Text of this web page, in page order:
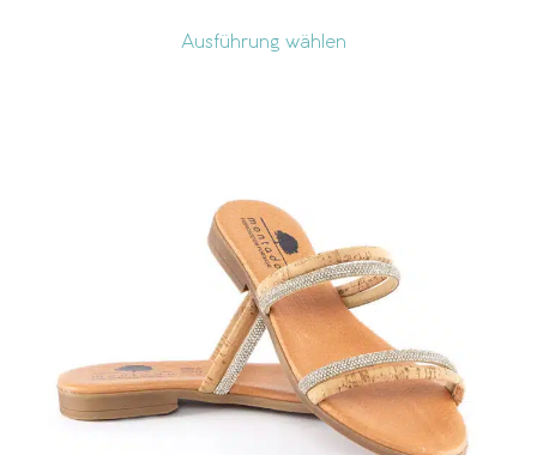
Ausführung wählen